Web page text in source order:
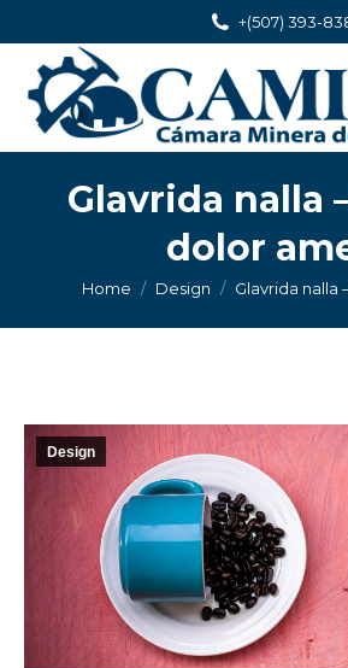
+(507) 393-
Glavrida nalla
dolor
You are here:
Home Design Glavrida nalla
Design